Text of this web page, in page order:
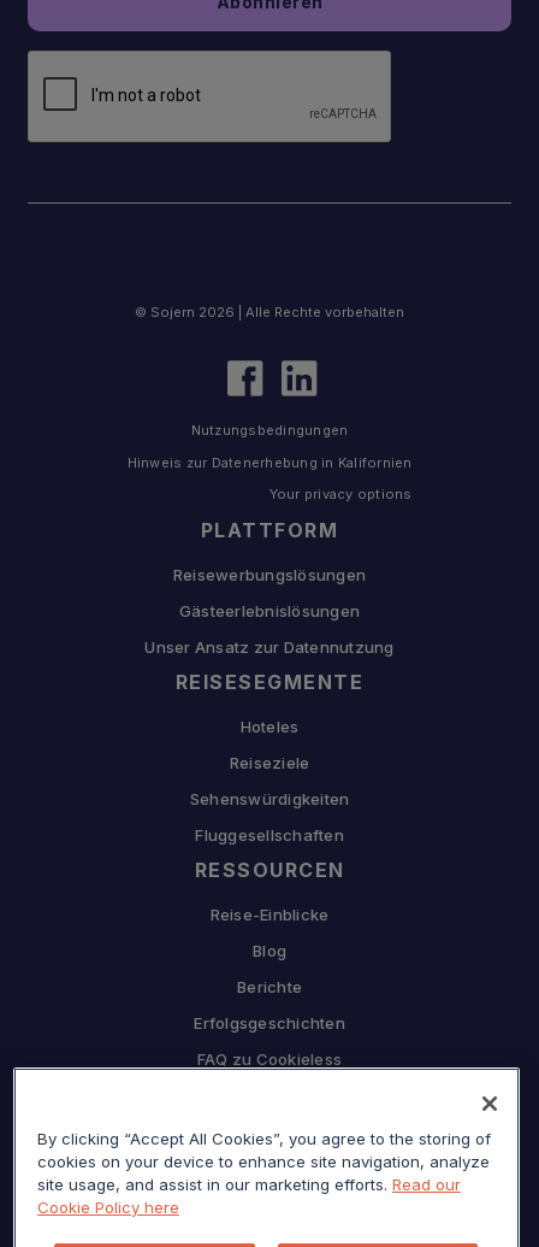
PLATTFORM
Reisewerbungslösungen
Gästeerlebnislösungen
Unser Ansatz zur Datennutzung
REISESEGMENTE
Hoteles
Reiseziele
Sehenswürdigkeiten
Fluggesellschaften
RESSOURCEN
Reise-Einblicke
Blog
Berichte
Erfolgsgeschichten
FAQ zu Cookieless
Warum Sojern
© Sojern 2026 | Alle Rechte vorbehalten
Nutzungsbedingungen
Hinweis zur Datenerhebung in Kalifornien
Your privacy options
By clicking “Accept All Cookies”, you agree to the storing of
cookies on your device to enhance site navigation, analyze
site usage, and assist in our marketing efforts. Read our
Cookie Policy here